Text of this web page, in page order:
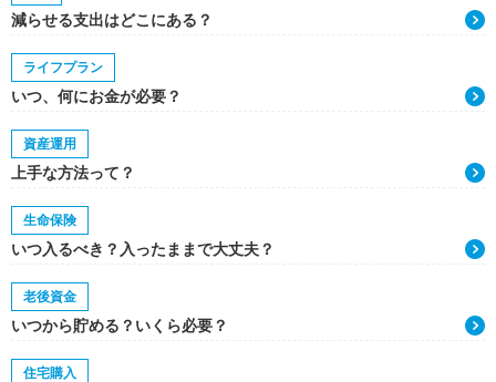
減らせる支出はどこにある？
ライフプラン
いつ、何にお金が必要？
資産運用
上手な方法って？
生命保険
いつ入るべき？入ったままで大丈夫？
老後資金
いつから貯める？いくら必要？
住宅購入